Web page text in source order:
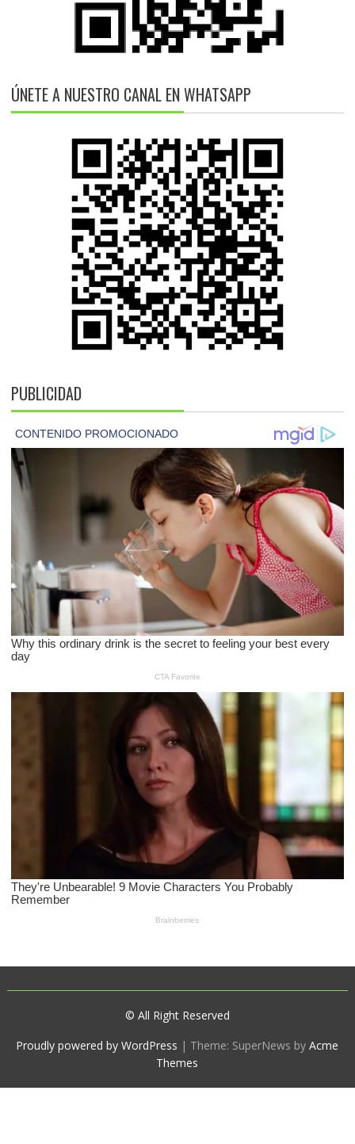
ÚNETE A NUESTRO CANAL EN WHATSAPP
PUBLICIDAD
© All Right Reserved
Proudly powered by WordPress | Theme: SuperNews byAcme
Themes